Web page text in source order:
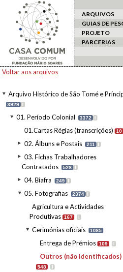
ARQUIVOS
GUIAS DE
PROJETO
PARCERIAS
Voltar aos arquivos
Arquivo Histórico de São Tomé e
3929 I
01. Período Colonial 3372 I
01.Cartas Régias (transcrições) 10
02. Álbuns e Postais 211 I
03. Fichas Trabalhadores
Contratados
528 I
04. Biafra 249 I
05. Fotografias 2374 I
Agricultura e Actividades
Produtivas 167 I
Cerimónias oficiais 1085
Entrega de Prémios 109 I
Outros (não identificados)
548 I